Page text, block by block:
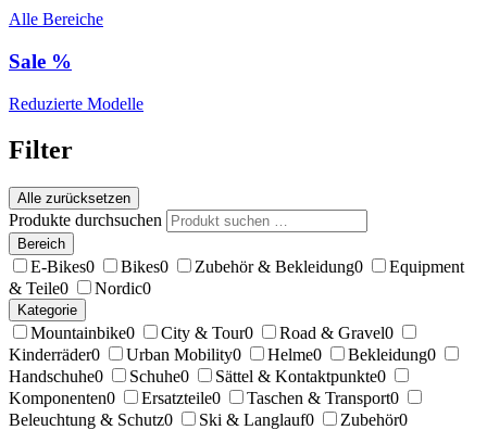
Alle Bereiche
Sale %
Reduzierte Modelle
Filter
Alle zurücksetzen
Produkte durchsuchen
Bereich
E-Bikes0 Bikes0 Zubehör & Bekleidung0
Equipment
& Teile0 Nordic0
Kategorie
Mountainbike0 City & Tour0 Road & Gravel0
Kinderräder0 Urban Mobility0 Helme0 Bekleidung0
Handschuhe0 Schuhe0 Sättel & Kontaktpunkte0
Komponenten0 Ersatzteile0 Taschen & Transport0
Beleuchtung & Schutz0 Ski & Langlauf0 Zubehör0